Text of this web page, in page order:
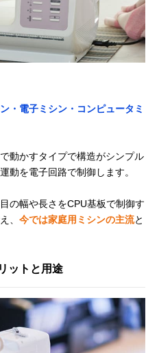
・電子ミシン・コンピュータミ
動かすタイプで構造がシンプル
動を電子回路で制御します。
の幅や長さをCPU基板で制御す
、 今では家庭用ミシンの主流と
ットと用途